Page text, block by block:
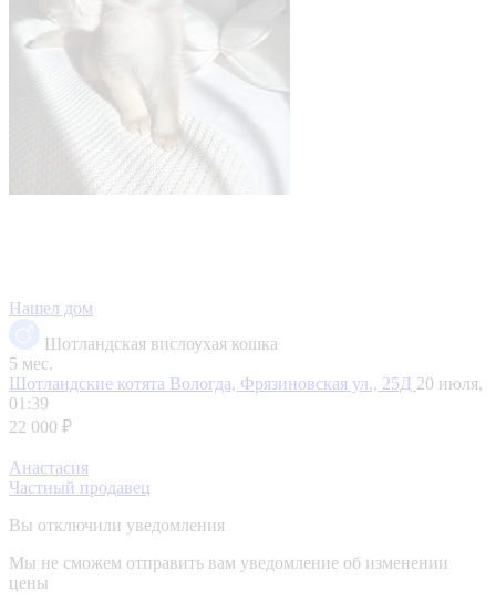
Нашел дом
Шотландская вислоухая кошка
5 мес.
Шотландские котята Вологда, Фрязиновская ул., 25Д 20 июля,
01:39
22 000 ₽
Анастасия
Частный продавец
Вы отключили уведомления
Мы не сможем отправить вам уведомление об изменении
цены